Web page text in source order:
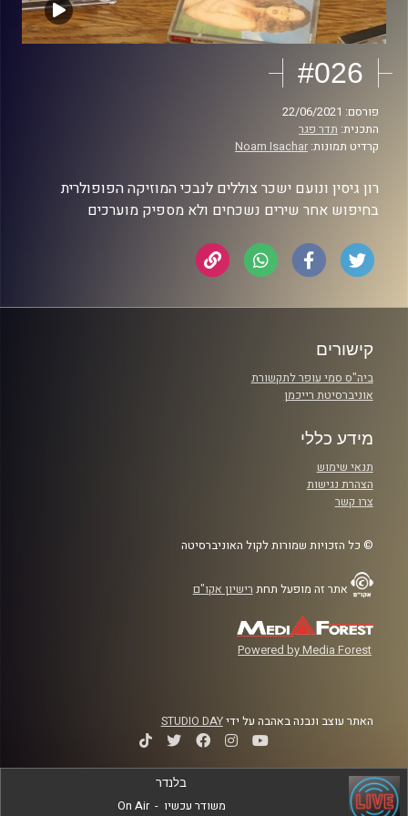
#026
פורסם: 22/06/2021
התכנית: תדר פגר
קרדיט תמונות: Noam Isachar
רון גיסין ונועם ישכר צוללים לנבכי המוזיקה הפופולרית
בחיפוש אחר שירים נשכחים ולא מספיק מוערכים
קישורים
ביה"ס סמי עופר לתקשורת
אוניברסיטת רייכמן
מידע כללי
תנאי שימוש
הצהרת נגישות
צרו קשר
© כל הזכויות שמורות לקול האוניברסיטה
אתר זה מופעל תחת רישיון אקו"ם
Powered by Media Forest
האתר עוצב ונבנה באהבה על ידיSTUDIO DAY
בלנדר
משודר עכשיו -
On Air